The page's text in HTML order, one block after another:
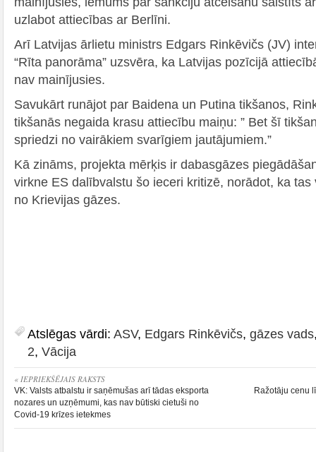
uzlabot attiecības ar Berlīni.
Arī Latvijas ārlietu ministrs Edgars Rinkēvičs (JV)
“Rīta panorāma” uzsvēra, ka Latvijas pozīcijā
nav mainījusies.
Savukārt runājot par Baidena un Putina tikšanos,
tikšanās negaida krasu attiecību maiņu: ” Bet šī
spriedzi no vairākiem svarīgiem jautājumiem.”
Kā zināms, projekta mērķis ir dabasgāzes
virkne ES dalībvalstu šo ieceri kritizē, norādot, ka
no Krievijas gāzes.
Atslēgas vārdi: ASV, Edgars Rinkēvičs, gāzes vads
2, Vācija
« IEPRIEKŠĒJAIS RAKSTS
VK: Valsts atbalstu ir saņēmušas arī tādas eksporta
nozares un uzņēmumi, kas nav būtiski cietuši no
Covid-19 krīzes ietekmes
Ražotāju cenu